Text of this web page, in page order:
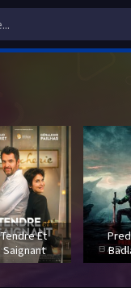
Tendre Et
Saignant